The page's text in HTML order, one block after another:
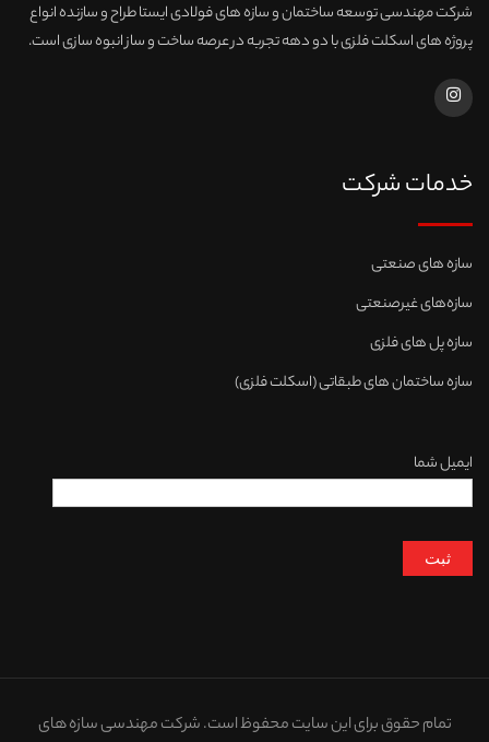
شرکت مهندسی توسعه ساختمان و سازه های فولادی ایستا طراح و سازنده انواع
پروژه های اسکلت فلزی با دو دهه تجربه در عرصه ساخت و ساز انبوه سازی است.
خدمات شرکت
سازه های صنعتی
سازه‌های غیرصنعتی
سازه پل های فلزی
سازه ساختمان های طبقاتی (اسکلت فلزی)
ایمیل شما
تمام حقوق برای این سایت محفوظ است. شرکت مهندسی سازه های